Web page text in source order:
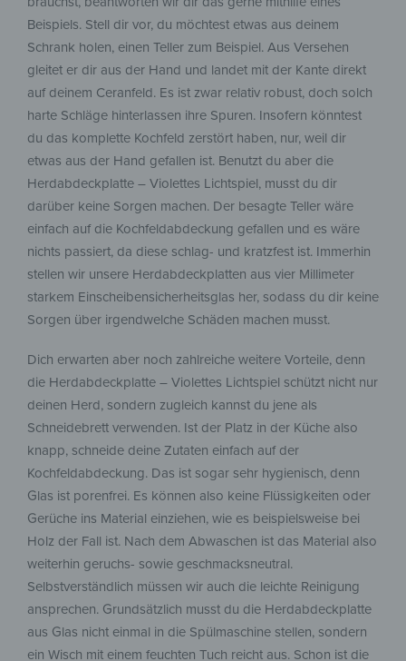
Beispiels. Stell dir vor, du möchtest etwas aus deinem
Schrank holen, einen Teller zum Beispiel. Aus Versehen
gleitet er dir aus der Hand und landet mit der Kante direkt
auf deinem Ceranfeld. Es ist zwar relativ robust, doch solch
harte Schläge hinterlassen ihre Spuren. Insofern könntest
du das komplette Kochfeld zerstört haben, nur, weil dir
etwas aus der Hand gefallen ist. Benutzt du aber die
Herdabdeckplatte – Violettes Lichtspiel, musst du dir
darüber keine Sorgen machen. Der besagte Teller wäre
einfach auf die Kochfeldabdeckung gefallen und es wäre
nichts passiert, da diese schlag- und kratzfest ist. Immerhin
stellen wir unsere Herdabdeckplatten aus vier Millimeter
starkem Einscheibensicherheitsglas her, sodass du dir keine
Sorgen über irgendwelche Schäden machen musst.
Dich erwarten aber noch zahlreiche weitere Vorteile, denn
die Herdabdeckplatte – Violettes Lichtspiel schützt nicht nur
deinen Herd, sondern zugleich kannst du jene als
Schneidebrett verwenden. Ist der Platz in der Küche also
knapp, schneide deine Zutaten einfach auf der
Kochfeldabdeckung. Das ist sogar sehr hygienisch, denn
Glas ist porenfrei. Es können also keine Flüssigkeiten oder
Gerüche ins Material einziehen, wie es beispielsweise bei
Holz der Fall ist. Nach dem Abwaschen ist das Material also
weiterhin geruchs- sowie geschmacksneutral.
Selbstverständlich müssen wir auch die leichte Reinigung
ansprechen. Grundsätzlich musst du die Herdabdeckplatte
aus Glas nicht einmal in die Spülmaschine stellen, sondern
ein Wisch mit einem feuchten Tuch reicht aus. Schon ist die